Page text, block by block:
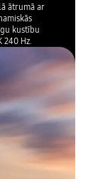
ātrumā ar
kustību
240 Hz.